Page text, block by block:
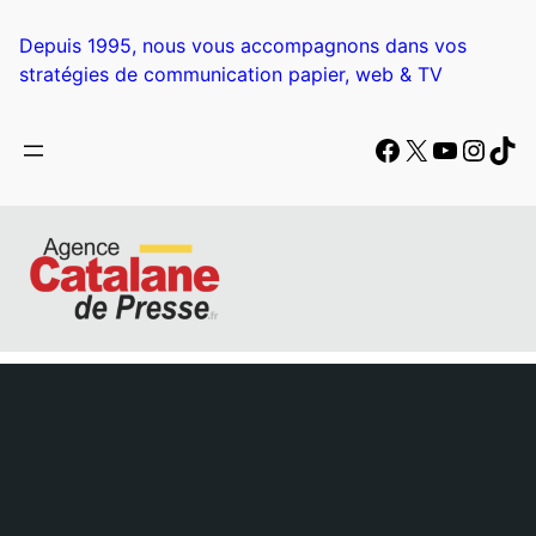
contenu
Depuis 1995, nous vous accompagnons dans vos
stratégies de communication papier, web & TV
Facebook
X